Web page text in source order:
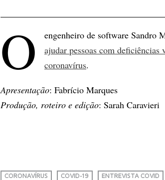
O engenheiro de software Sandro
ajudar pessoas com
coronavírus.
Apresentação: Fabrício Marques
Produção, roteiro e edição: Sarah Caravieri
CORONAVÍRUS COVID-19 ENTREVISTA COVID